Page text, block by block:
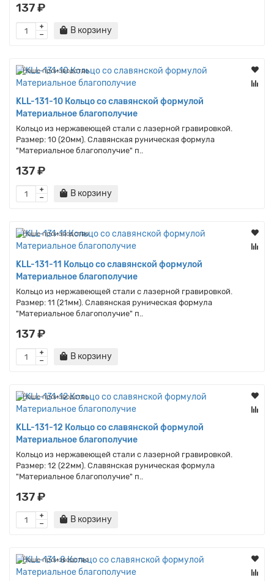
137 ₽
В корзину
Наше производство
KLL-131-10 Кольцо со славянской формулой
Материальное благополучие
Кольцо из нержавеющей стали с лазерной гравировкой.
Размер: 10 (20мм). Славянская руническая формула
"Материальное благополучие" п..
137 ₽
В корзину
Наше производство
KLL-131-11 Кольцо со славянской формулой
Материальное благополучие
Кольцо из нержавеющей стали с лазерной гравировкой.
Размер: 11 (21мм). Славянская руническая формула
"Материальное благополучие" п..
137 ₽
В корзину
Наше производство
KLL-131-12 Кольцо со славянской формулой
Материальное благополучие
Кольцо из нержавеющей стали с лазерной гравировкой.
Размер: 12 (22мм). Славянская руническая формула
"Материальное благополучие" п..
137 ₽
В корзину
Наше производство